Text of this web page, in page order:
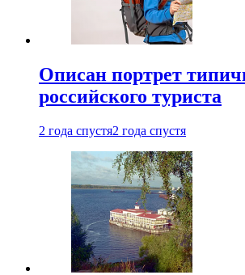
Описан портрет
российского туриста
2 года спустя2 года спустя